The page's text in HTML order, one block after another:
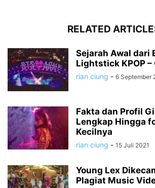
RELATED
Sejarah Awal dari
Lightstick KPOP
rian ciung - 6 September
Fakta dan Profil
Lengkap Hingga
Kecilnya
rian ciung - 15 Juli 2021
Young Lex
Plagiat Music